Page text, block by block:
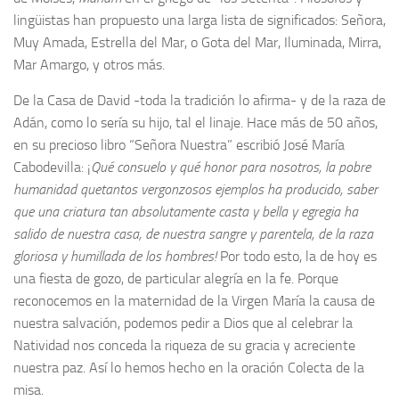
lingüistas han propuesto una larga lista de significados: Señora,
Muy Amada, Estrella del Mar, o Gota del Mar, Iluminada, Mirra,
Mar Amargo, y otros más.
De la Casa de David -toda la tradición lo afirma- y de la raza de
Adán, como lo sería su hijo, tal el linaje. Hace más de 50 años,
en su precioso libro “Señora Nuestra” escribió José María
Cabodevilla: ¡Qué consuelo y qué honor para nosotros, la pobre
humanidad quetantos vergonzosos ejemplos ha producido, saber
que una criatura tan absolutamente casta y bella y egregia ha
salido de nuestra casa, de nuestra sangre y parentela, de la raza
gloriosa y humillada de los hombres!Por todo esto, la de hoy es
una fiesta de gozo, de particular alegría en la fe. Porque
reconocemos en la maternidad de la Virgen María la causa de
nuestra salvación, podemos pedir a Dios que al celebrar la
Natividad nos conceda la riqueza de su gracia y acreciente
nuestra paz. Así lo hemos hecho en la oración Colecta de la
misa.